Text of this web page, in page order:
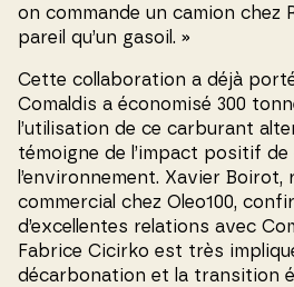
on commande un camion chez
pareil qu’un gasoil. »
Cette collaboration a déjà
Comaldis a économisé 300
l’utilisation de ce carburant
témoigne de l’impact positif
l’environnement. Xavier Boirot,
commercial chez Oleo100,
d’excellentes relations avec
Fabrice Cicirko est très
décarbonation et la transition